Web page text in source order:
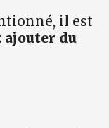
il est
ajouter du